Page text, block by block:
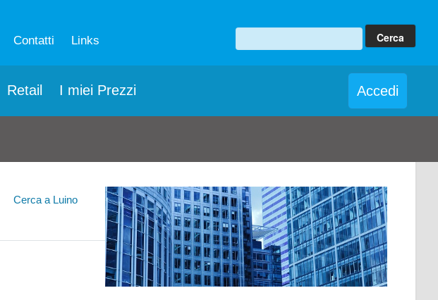
Contatti Links
Retail I miei Prezzi Accedi
Cerca a Luino